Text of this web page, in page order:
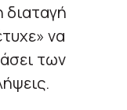
διαταγή
να
των